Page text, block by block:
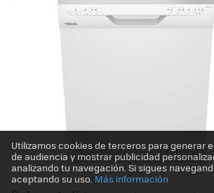
Utilizamos cookies de terceros para generar
de audiencia y mostrar publicidad
analizando tu navegación. Si sigues
aceptando su uso. Más información